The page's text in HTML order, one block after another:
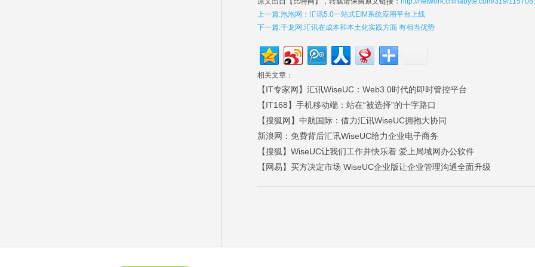
上一篇:泡泡网：汇讯5.0一站式EIM系统应用平台上线
下一篇:千龙网:汇讯在成本和本土化实践方面 有相当优势
相关文章：
【IT专家网】汇讯WiseUC：Web3.0时代的即时管控平台
【IT168】手机移动端：站在“被选择”的十字路口
【搜狐网】中航国际：借力汇讯WiseUC拥抱大协同
新浪网：免费背后汇讯WiseUC给力企业电子商务
【搜狐】WiseUC让我们工作并快乐着 爱上局域网办公软件
【网易】买方决定市场 WiseUC企业版让企业管理沟通全面升级